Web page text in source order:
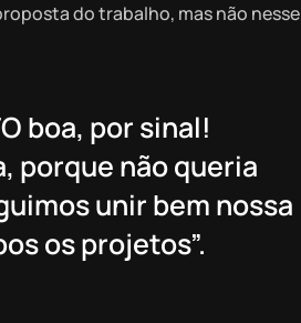
do trabalho, mas não nesse
boa, por sinal!
porque não queria
unir bem nossa
os projetos”.